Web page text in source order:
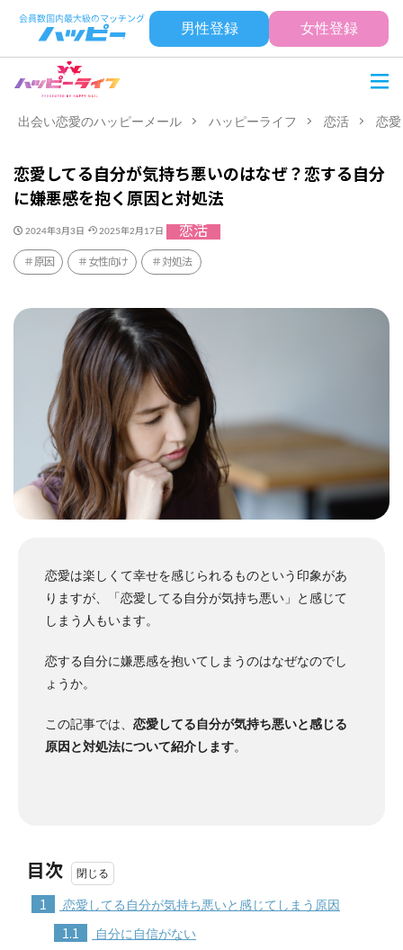
男性登録 女性登録
出会い恋愛のハッピーメール ハッピーライフ 恋活 恋
恋愛してる自分が気持ち悪いのはなぜ？恋する自分
に嫌悪感を抱く原因と対処法
2024年3月3日 2025年2月17日 恋活
原因 女性向け 対処法
恋愛は楽しくて幸せを感じられるものという印象があ
りますが、「恋愛してる自分が気持ち悪い」と感じて
しまう人もいます。
恋する自分に嫌悪感を抱いてしまうのはなぜなのでし
ょうか。
この記事では、 恋愛してる自分が気持ち悪いと感じる
原因と対処法について紹介します。
目次
1 恋愛してる自分が気持ち悪いと感じてしまう原因
1.1 自分に自信がない